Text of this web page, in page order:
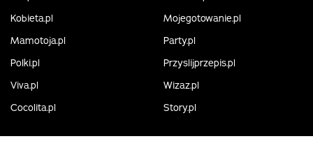
Kobieta.pl
Mojegotowanie.pl
Mamotoja.pl
Party.pl
Polki.pl
Przyslijprzepis.pl
Viva.pl
Wizaz.pl
Cocolita.pl
Story.pl